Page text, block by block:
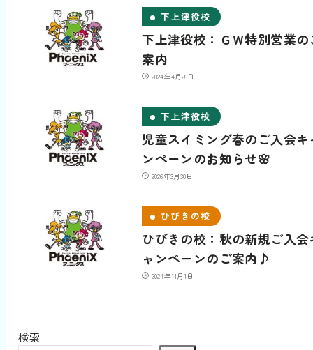
下上津役校
下上津役校：ＧＷ特別営業の
案内
2024年4月26日
下上津役校
児童スイミング春のご入会キ
ンペーンのお知らせ🌸
2026年3月30日
ひびきの校
ひびきの校：秋の新規ご入会
ャンペーンのご案内♪
2024年11月1日
検索